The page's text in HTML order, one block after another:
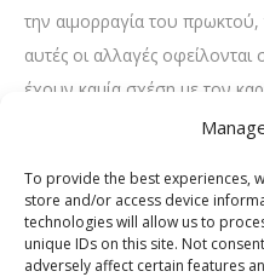
To provide the best experiences,
store and/or access device
technologies will allow us to
unique IDs on this site. Not
adversely affect certain features
την αιμορραγία του πρωκτού,
αυτές οι αλλαγές
έχουν καμία σχέση με τον
δυστυχώς, δεν προκαλεί
Σε γενικές γραμμές, αν
πρωκτική περιοχή και
πρέπει να απευθυνθούμε